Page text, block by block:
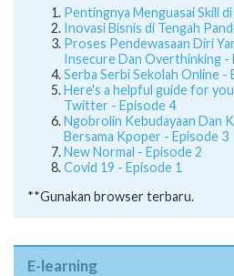
Pentingnya Menguasai Skill
Inovasi Bisnis di Tengah
Proses Pendewasaan Diri
Insecure Dan Overthinking -
Serba Serbi Sekolah Online -
Here's a helpful guide for
Twitter - Episode 4
Ngobrolin Kebudayaan Dan
Bersama Kpoper - Episode 3
New Normal - Episode 2
Covid 19 - Episode 1
**Gunakan browser terbaru.
E-learning